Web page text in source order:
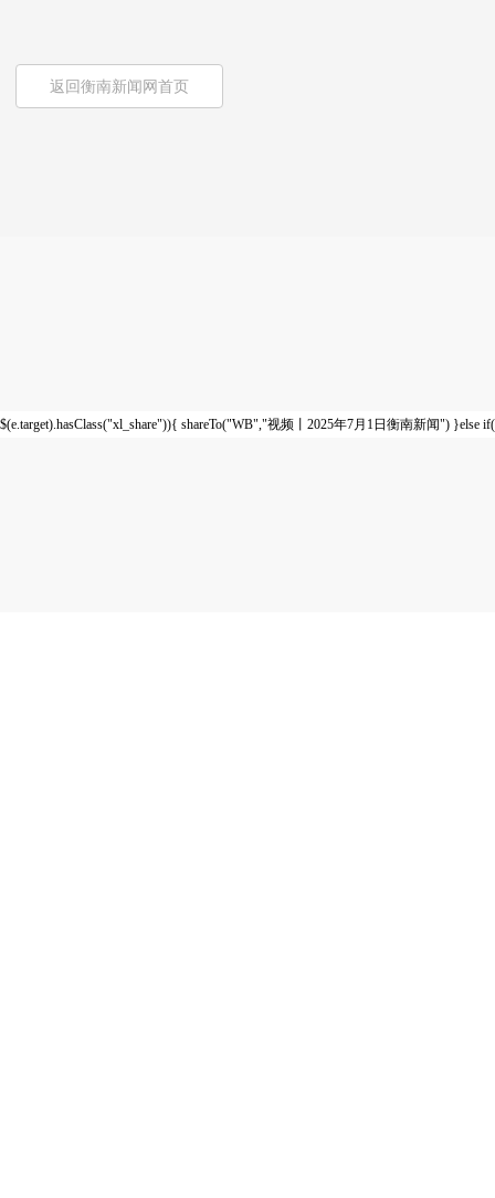
返回衡南新闻网首页
$(e.target).hasClass("xl_share")){ shareTo("WB","视频丨2025年7月1日衡南新闻")